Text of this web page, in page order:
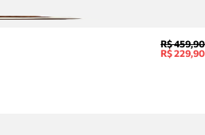
R$ 459,90
R$ 229,90